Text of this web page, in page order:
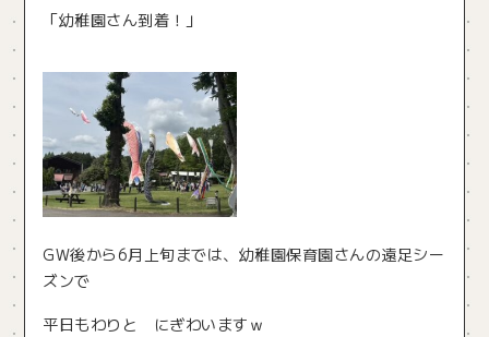
「幼稚園さん到着！」
GW後から6月上旬までは、幼稚園保育園さんの遠足シー
ズンで
平日もわりと にぎわいますｗ